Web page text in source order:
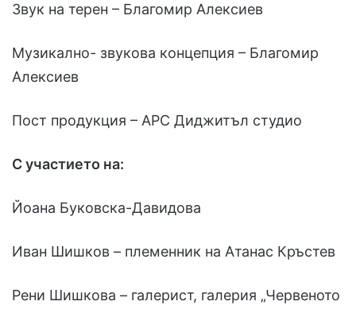
Звук на терен – Благомир Алексиев
Музикално- звукова концепция – Благомир
Алексиев
Пост продукция – АРС Диджитъл студио
С участието на:
Йоана Буковска-Давидова
Иван Шишков – племенник на Атанас Кръстев
Рени Шишкова – галерист, галерия „Червеното